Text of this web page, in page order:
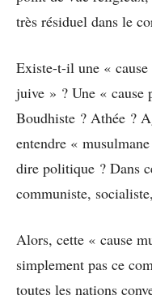
très résiduel dans le
Existe-t-il une «
juive » ? Une « cause
Boudhiste ? Athée ?
entendre «
dire politique ? Dans
communiste,
Alors, cette « cause
simplement pas ce
toutes les nations